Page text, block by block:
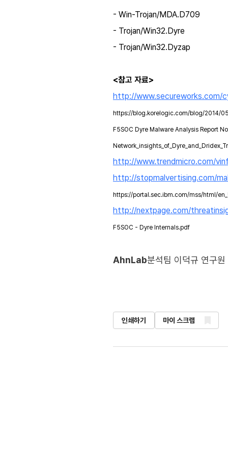
- Win-Trojan/MDA.D709
- Trojan/Win32.Dyre
- Trojan/Win32.Dyzap
<참고 자료>
http://www.secureworks.com/
https://blog.korelogic.com/blog/2014/
F5SOC Dyre Malware Analysis Report
http://www.trendmicro.com/
http://stopmalvertising.com/
https://portal.sec.ibm.com/mss/html/
http://nextpage.com/
F5SOC - Dyre Internals.pdf
AhnLab분석팀 이덕규 연구원
인쇄하기 마이 스크랩